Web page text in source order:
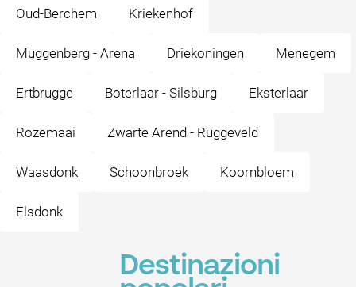
Oud-Berchem Kriekenhof
Muggenberg - Arena Driekoningen Menegem
Ertbrugge Boterlaar - Silsburg Eksterlaar
Rozemaai Zwarte Arend - Ruggeveld
Waasdonk Schoonbroek Koornbloem
Elsdonk
Destinazioni